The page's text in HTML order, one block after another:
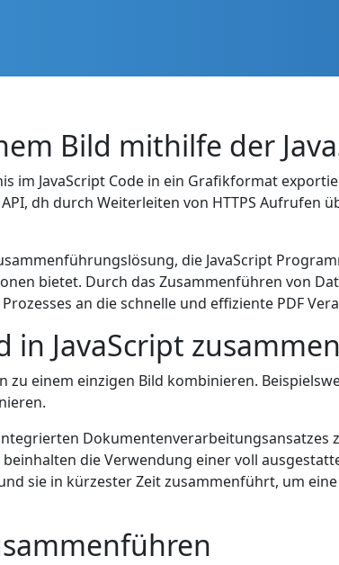
Bild mithilfe der
im JavaScript Code in ein Grafikformat
dh durch Weiterleiten von HTTPS Aufrufen
die JavaScript
bietet. Durch das Zusammenführen von
an die schnelle und effiziente PDF
in JavaScript
zu einem einzigen Bild kombinieren.
Dokumentenverarbeitungsansatzes
die Verwendung einer voll
sie in kürzester Zeit zusammenführt, um